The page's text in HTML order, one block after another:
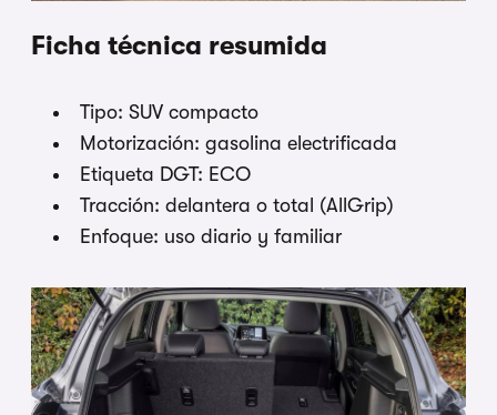
Ficha técnica resumida
Tipo: SUV compacto
Motorización: gasolina electrificada
Etiqueta DGT: ECO
Tracción: delantera o total (AllGrip)
Enfoque: uso diario y familiar